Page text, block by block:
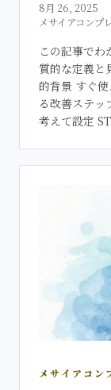
8月 26, 2025
メサイアコンプ
この記事でわ
質的な定義と
的背景 すぐ
る改善ステッ
考えて設定
メサイアコ